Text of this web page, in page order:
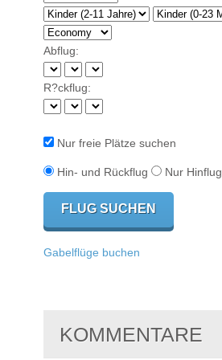
Abflug:
R?ckflug:
Nur freie Plätze suchen
Hin- und Rückflug Nur Hinflug
Gabelflüge buchen
KOMMENTARE